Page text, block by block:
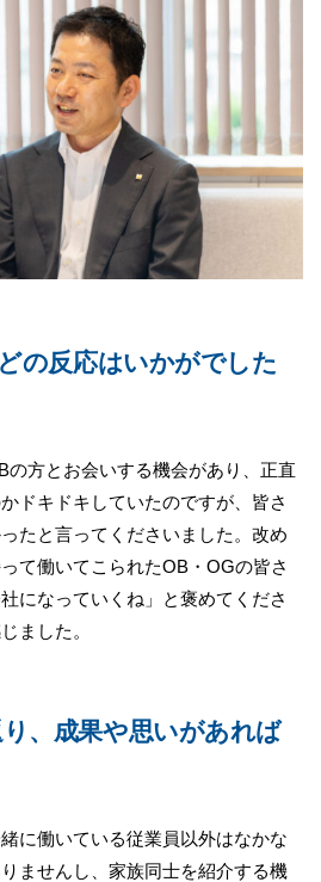
の反応はいかがでした
の方とお会いする機会があり、正直
ドキドキしていたのですが、皆さ
たと言ってくださいました。改め
て働いてこられたOB・OGの皆さ
になっていくね」と褒めてくださ
ました。
、成果や思いがあれば
に働いている従業員以外はなかな
ませんし、家族同士を紹介する機